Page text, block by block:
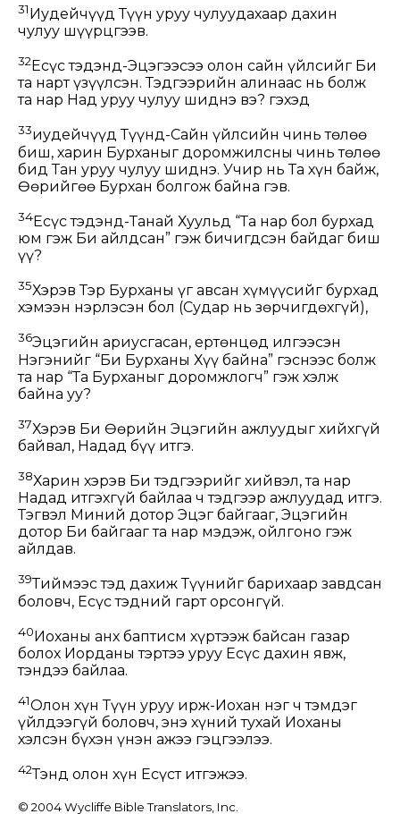
31Иудейчүүд Түүн уруу чулуудахаар дахин
чулуу шүүрцгээв.
32 Есүс тэдэнд-Эцэгээсээ олон сайн үйлсийг Би
та нарт үзүүлсэн. Тэдгээрийн алинаас нь болж
та нар Над уруу чулуу шиднэ вэ? гэхэд
33иудейчүүд Түүнд-Сайн үйлсийн чинь төлөө
биш, харин Бурханыг доромжилсны чинь төлөө
бид Тан уруу чулуу шиднэ. Учир нь Та хүн байж,
Өөрийгөө Бурхан болгож байна гэв.
34Есүс тэдэнд-Танай Хуульд “Та нар бол бурхад
юм гэж Би айлдсан” гэж бичигдсэн байдаг биш
үү?
35Хэрэв Тэр Бурханы үг авсан хүмүүсийг бурхад
хэмээн нэрлэсэн бол (Судар нь зөрчигдөхгүй),
36Эцэгийн ариусгасан, ертөнцөд илгээсэн
Нэгэнийг “Би Бурханы Хүү байна” гэснээс болж
та нар “Та Бурханыг доромжлогч” гэж хэлж
байна уу?
37Хэрэв Би Өөрийн Эцэгийн ажлуудыг хийхгүй
байвал, Надад бүү итгэ.
38Харин хэрэв Би тэдгээрийг хийвэл, та нар
Надад итгэхгүй байлаа ч тэдгээр ажлуудад итгэ.
Тэгвэл Миний дотор Эцэг байгааг, Эцэгийн
дотор Би байгааг та нар мэдэж, ойлгоно гэж
айлдав.
39Тиймээс тэд дахиж Түүнийг барихаар завдсан
боловч, Есүс тэдний гарт орсонгүй.
40Иоханы анх баптисм хүртээж байсан газар
болох Иорданы тэртээ уруу Есүс дахин явж,
тэндээ байлаа.
41Олон хүн Түүн уруу ирж-Иохан нэг ч тэмдэг
үйлдээгүй боловч, энэ хүний тухай Иоханы
хэлсэн бүхэн үнэн ажээ гэцгээлээ.
42Тэнд олон хүн Есүст итгэжээ.
© 2004 Wycliffe Bible Translators, Inc.